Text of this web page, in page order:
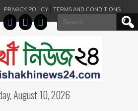
PRIVACY POLICY TERMS AND CONDITIONS
Search
for:
August 10, 2026